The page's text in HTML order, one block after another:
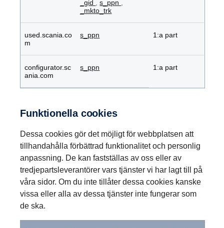
_gid ,s_ppn
_mkto_trk
used.scania.co
m
s_ppn 1:a part
configurator.sc
ania.com
s_ppn 1:a part
Funktionella cookies
Dessa cookies gör det möjligt för webbplatsen att
tillhandahålla förbättrad funktionalitet och personlig
anpassning. De kan fastställas av oss eller av
tredjepartsleverantörer vars tjänster vi har lagt till på
våra sidor. Om du inte tillåter dessa cookies kanske
vissa eller alla av dessa tjänster inte fungerar som
de ska.